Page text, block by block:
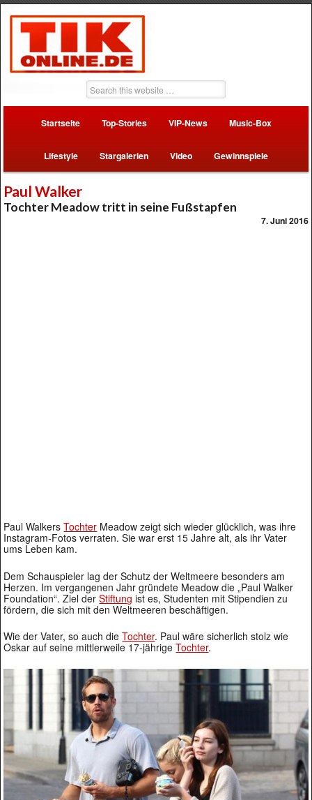
Startseite Top-Stories VIP-News Music-Box
Lifestyle Stargalerien Video Gewinnspiele
Paul Walker
Tochter Meadow tritt in seine Fußstapfen
7. Juni 2016
Paul WalkersTochter Meadow zeigt sich wieder glücklich, was ihre
Instagram-Fotos verraten. Sie war erst 15 Jahre alt, als ihr Vater
ums Leben kam.
Dem Schauspieler lag der Schutz der Weltmeere besonders am
Herzen. Im vergangenen Jahr gründete Meadow die „Paul Walker
Foundation“. Ziel derStiftung ist es, Studenten mit Stipendien zu
fördern, die sich mit den Weltmeeren beschäftigen.
Wie der Vater, so auch dieTochter. Paul wäre sicherlich stolz wie
Oskar auf seine mittlerweile 17-jährigeTochter.